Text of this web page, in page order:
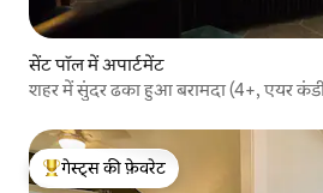
सेंट पॉल में अपार्टमेंट
शहर में सुंदर ढका हुआ बरामदा (4+, एयर
गेस्ट्स का टॉप फ़ेवरेट
गेस्ट्स की फ़ेवरेट